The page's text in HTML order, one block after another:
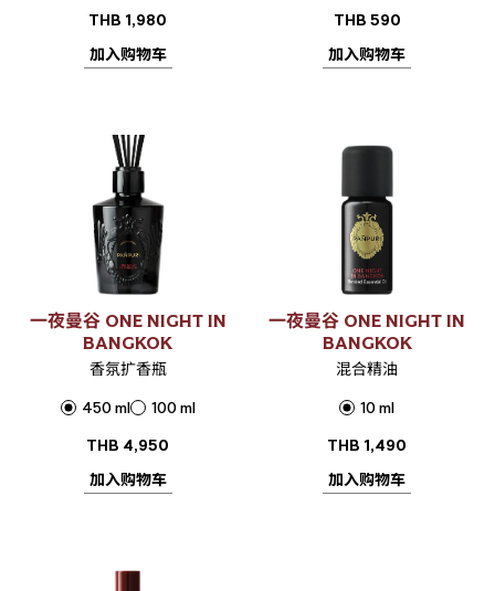
THB 1,980
加入购物车
THB590
加入购物车
一夜曼谷 ONE NIGHT IN
BANGKOK
香氛扩香瓶
450 ml
100 ml
THB 4,950
加入购物车
一夜曼谷 ONE NIGHT IN
BANGKOK
混合精油
10 ml
THB 1,490
加入购物车